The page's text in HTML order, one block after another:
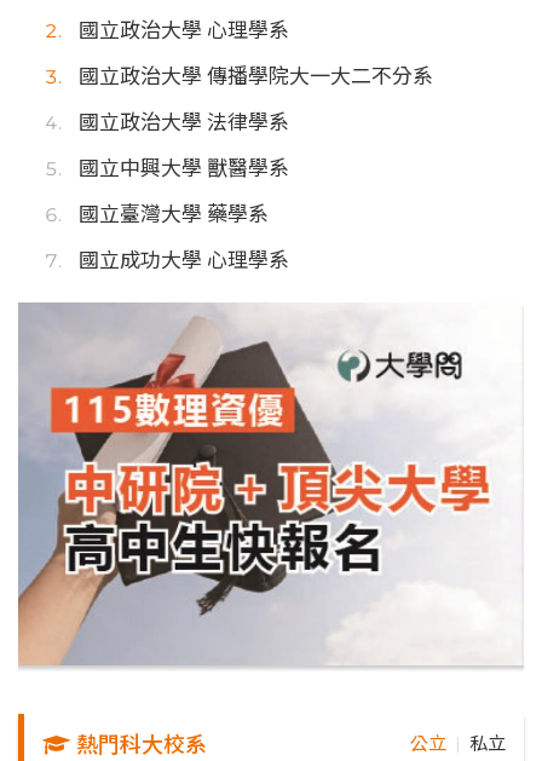
國立政治大學 心理學系
國立政治大學 傳播學院大一大二不分系
國立政治大學 法律學系
國立中興大學 獸醫學系
國立臺灣大學 藥學系
國立成功大學 心理學系
熱門科大校系 公立 私立